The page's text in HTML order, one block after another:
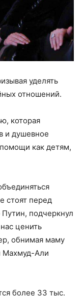
уделять
отношений.
которая
и душевное
как детям,
стоят перед
подчеркнул
ценить
обнимая маму
Махмуд-Али
более 33 тыс.